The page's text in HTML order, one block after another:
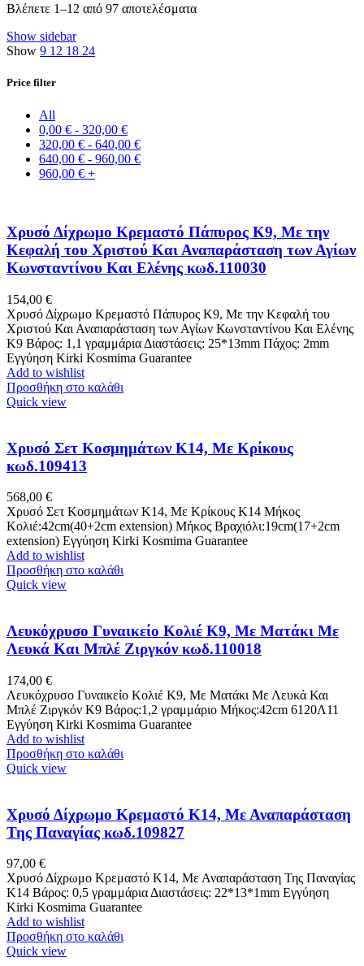
Βλέπετε 1–12 από 97 αποτελέσματαSorted
Show sidebar
Show 9 12 18 24
Price filter
All
0,00 € - 320,00 €
320,00 € - 640,00 €
640,00 € - 960,00 €
960,00 € +
Χρυσό Δίχρωμο Κρεμαστό Πάπυρος Κ9, Με την
Κεφαλή του Χριστού Και Αναπαράσταση των Αγίων
Κωνσταντίνου Και Ελένης κωδ.110030
154,00 €
Χρυσό Δίχρωμο Κρεμαστό Πάπυρος Κ9, Με την Κεφαλή του
Χριστού Και Αναπαράσταση των Αγίων Κωνσταντίνου Και Ελένης
Κ9 Βάρος: 1,1 γραμμάρια Διαστάσεις: 25*13mm Πάχος: 2mm
Εγγύηση Kirki Kosmima Guarantee
Add to wishlist
Προσθήκη στο καλάθι
Quick view
Χρυσό Σετ Κοσμημάτων Κ14, Με Κρίκους
κωδ.109413
568,00 €
Χρυσό Σετ Κοσμημάτων Κ14, Με Κρίκους Κ14 Μήκος
Κολιέ:42cm(40+2cm extension) Μήκος Βραχιόλι:19cm(17+2cm
extension) Εγγύηση Kirki Kosmima Guarantee
Add to wishlist
Προσθήκη στο καλάθι
Quick view
Λευκόχρυσο Γυναικείο Κολιέ Κ9, Με Ματάκι Με
Λευκά Και Μπλέ Ζιργκόν κωδ.110018
174,00 €
Λευκόχρυσο Γυναικείο Κολιέ Κ9, Με Ματάκι Με Λευκά Και
Μπλέ Ζιργκόν Κ9 Βάρος:1,2 γραμμάριο Μήκος:42cm 6120Λ11
Εγγύηση Kirki Kosmima Guarantee
Add to wishlist
Προσθήκη στο καλάθι
Quick view
Χρυσό Δίχρωμο Κρεμαστό K14, Με Αναπαράσταση
Της Παναγίας κωδ.109827
97,00 €
Χρυσό Δίχρωμο Κρεμαστό K14, Με Αναπαράσταση Της Παναγίας
Κ14 Βάρος: 0,5 γραμμάρια Διαστάσεις: 22*13*1mm Εγγύηση
Kirki Kosmima Guarantee
Add to wishlist
Προσθήκη στο καλάθι
Quick view